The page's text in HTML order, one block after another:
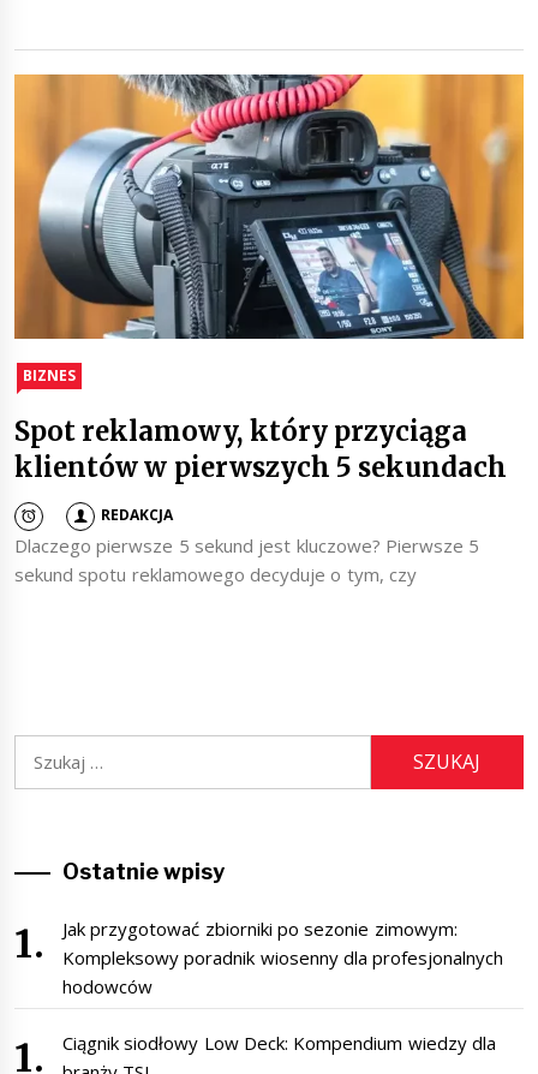
BIZNES
Spot reklamowy, który przyciąga
klientów w pierwszych 5 sekundach
REDAKCJA
Dlaczego pierwsze 5 sekund jest kluczowe? Pierwsze 5
sekund spotu reklamowego decyduje o tym, czy
Szukaj:
Ostatnie wpisy
Jak przygotować zbiorniki po sezonie zimowym:
Kompleksowy poradnik wiosenny dla profesjonalnych
hodowców
Ciągnik siodłowy Low Deck: Kompendium wiedzy dla